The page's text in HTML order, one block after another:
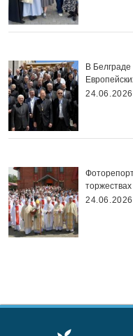
В
24.06.2026
24.06.2026